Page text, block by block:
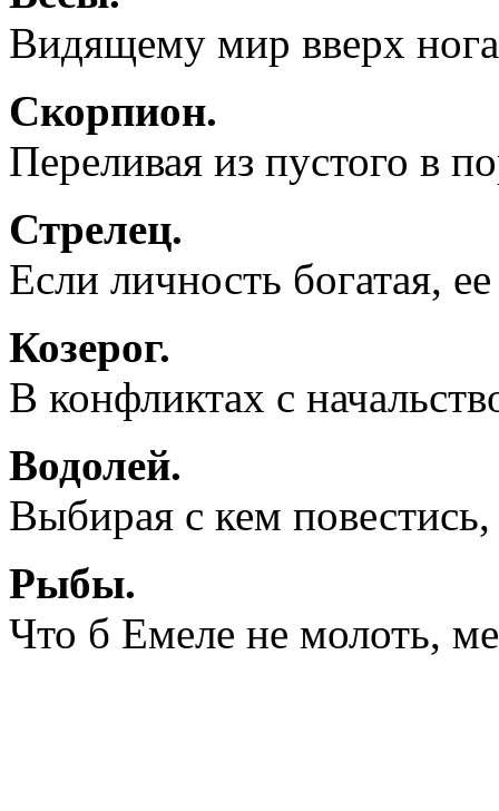
Видящему мир вверх
Скорпион.
Переливая из пустого в
Стрелец.
Если личность богатая,
Козерог.
В конфликтах с
Водолей.
Выбирая с кем повестись,
Рыбы.
Что б Емеле не молоть,